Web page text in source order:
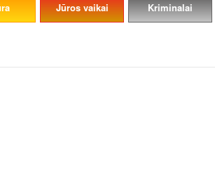
Jūros vaikai Kriminalai